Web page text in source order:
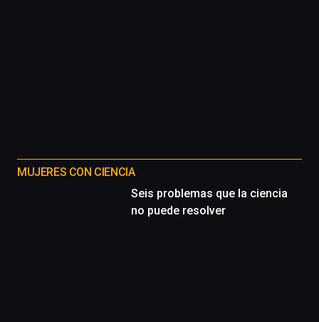
MUJERES CON CIENCIA
Seis problemas que la ciencia
no puede resolver